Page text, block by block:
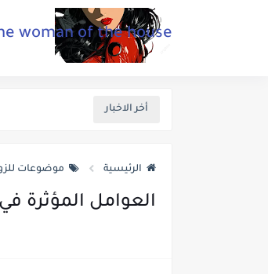
woman of the house
أخر الاخبار
الرئيسية موضوعات
العوامل المؤثرة